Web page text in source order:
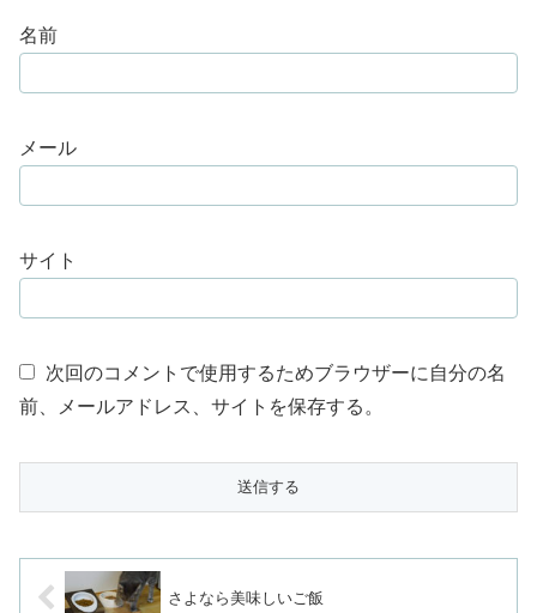
名前
メール
サイト
次回のコメントで使用するためブラウザーに自分の名
前、メールアドレス、サイトを保存する。
さよなら美味しいご飯